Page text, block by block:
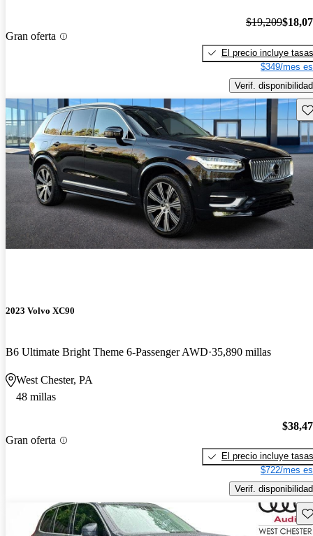
Gran oferta
$19,209
El precio incluye tasas
$349/mes
Verif. disponibilidad
2023 Volvo XC90
B6 Ultimate Bright Theme 6-Passenger AWD 35,890 millas
West Chester, PA
48 millas
Gran oferta
El precio incluye tasas
$722/mes
Verif. disponibilidad